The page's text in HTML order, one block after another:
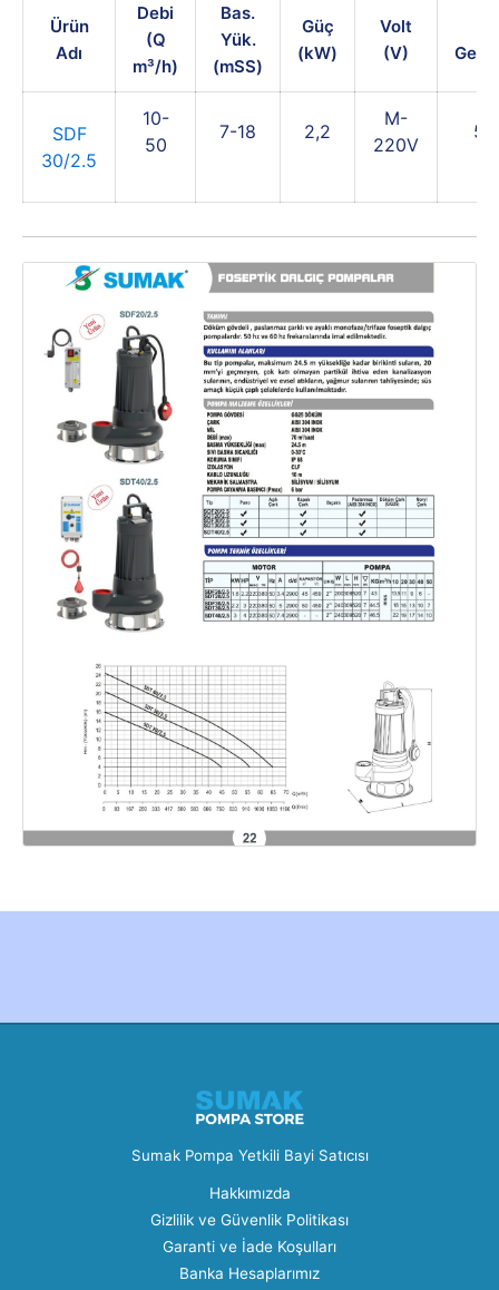
Ürün
Adı
Debi
(Q
m³/h)
Bas.
Yük.
(mSS)
Güç
(kW)
Volt
(V)
SDF
30/2.5
10-
50
7-18 2,2
M-
220V
Sumak Pompa Yetkili Bayi Satıcısı
Hakkımızda
Gizlilik ve Güvenlik Politikası
Garanti ve İade Koşulları
Banka Hesaplarımız